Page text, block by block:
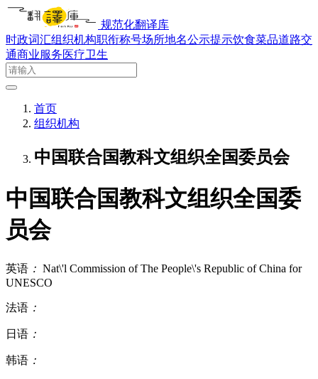
规范化翻译库
时政词汇组织机构职衔称号场所地名公示提示饮食菜品道路交
通商业服务医疗卫生
首页
组织机构
中国联合国教科文组织全国委员会
中国联合国教科文组织全国委
员会
英语 ： Nat\'l Commission of The People\'s Republic of China for
UNESCO
法语 ：
日语 ：
韩语 ：